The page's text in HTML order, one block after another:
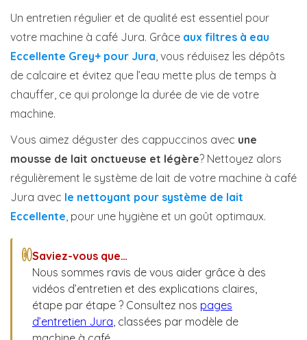
Un entretien régulier et de qualité est essentiel pour
votre machine à café Jura. Grâce aux filtres à eau
Eccellente Grey+ pour Jura , vous réduisez les dépôts
de calcaire et évitez que l’eau mette plus de temps à
chauffer, ce qui prolonge la durée de vie de votre
machine.
Vous aimez déguster des cappuccinos avec une
mousse de lait onctueuse et légère? Nettoyez alors
régulièrement le système de lait de votre machine à café
Jura avec le nettoyant pour système de lait
Eccellente , pour une hygiène et un goût optimaux.
i
Saviez-vous que…
Nous sommes ravis de vous aider grâce à des
vidéos d’entretien et des explications claires,
étape par étape ? Consultez nos pages
d’entretien Jura , classées par modèle de